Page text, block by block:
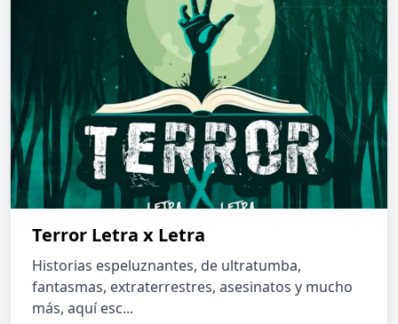
Terror Letra x Letra
Historias espeluznantes, de ultratumba,
fantasmas, extraterrestres, asesinatos y mucho
más, aquí esc...